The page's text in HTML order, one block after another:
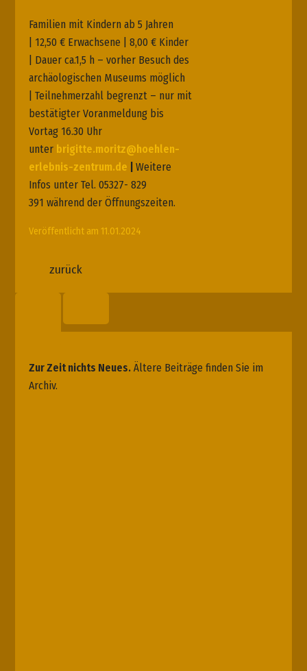
Familien mit Kindern ab 5 Jahren
| 12,50 € Erwachsene | 8,00 € Kinder
| Dauer ca.1,5 h – vorher Besuch des
archäologischen Museums möglich
| Teilnehmerzahl begrenzt – nur mit
bestätigter Voranmeldung bis
Vortag 16.30 Uhr
unter brigitte.moritz@hoehlen-
erlebnis-zentrum.de |Weitere
Infos unter Tel. 05327- 829
391 während der Öffnungszeiten.
Veröffentlicht am 11.01.2024
zurück
Zur Zeit nichts Neues. Ältere Beiträge finden Sie im
Archiv.